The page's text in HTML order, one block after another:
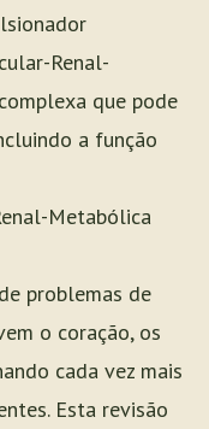
Renal-
que pode
a função
Metabólica
problemas de
o coração, os
cada vez mais
Esta revisão